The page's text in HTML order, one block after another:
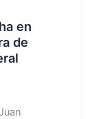
en
de